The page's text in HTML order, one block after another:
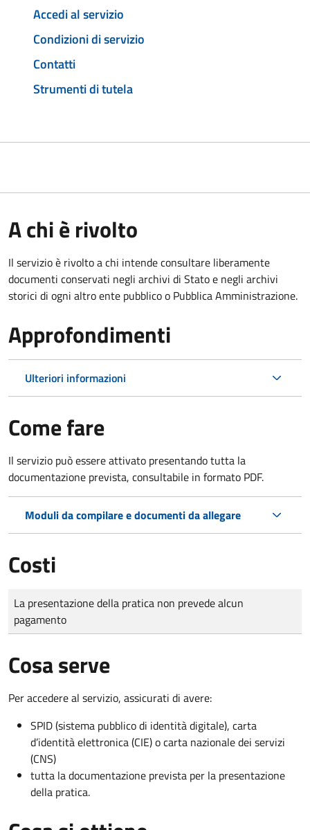
Accedi al servizio
Condizioni di servizio
Contatti
Strumenti di tutela
A chi è rivolto
Il servizio è rivolto a chi intende consultare liberamente
documenti conservati negli archivi di Stato e negli archivi
storici di ogni altro ente pubblico o Pubblica Amministrazione.
Approfondimenti
Ulteriori informazioni
Come fare
Il servizio può essere attivato presentando tutta la
documentazione prevista, consultabile in formato PDF.
Moduli da compilare e documenti da allegare
Costi
Tipo di pagamento
Importo
La presentazione della pratica non prevede alcun
pagamento
Cosa serve
Per accedere al servizio, assicurati di avere:
SPID (sistema pubblico di identità digitale), carta
d’identità elettronica (CIE) o carta nazionale dei servizi
(CNS)
tutta la documentazione prevista per la presentazione
della pratica.